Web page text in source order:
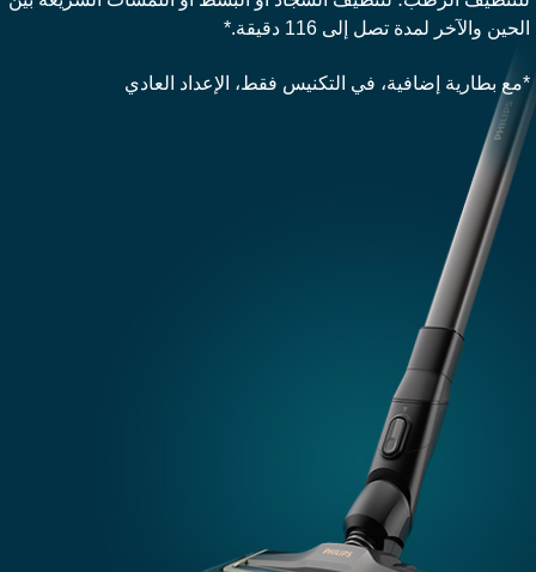
والآخر لمدة تصل إلى 116 دقيقة.*
بطارية إضافية، في التكنيس فقط، الإعداد العادي